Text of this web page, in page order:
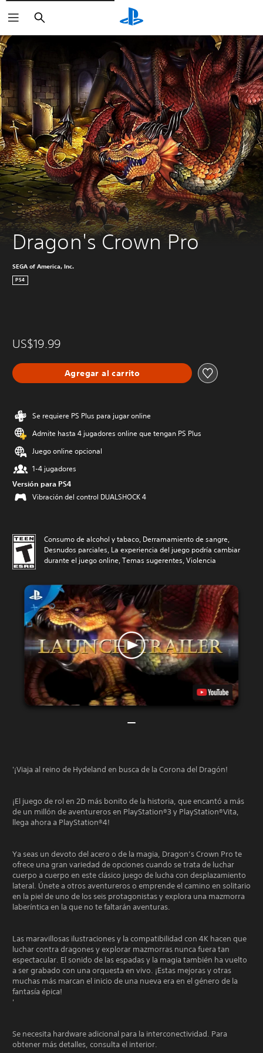
Buscar
Dragon's Crown Pro
SEGA of America, Inc.
PS4
US$19.99
Agregar al carrito
Se requiere PS Plus para jugar online
Admite hasta 4 jugadores online que tengan PS Plus
Juego online opcional
1-4 jugadores
Versión para PS4
Vibración del control DUALSHOCK 4
Consumo de alcohol y tabaco, Derramamiento de sangre,
Desnudos parciales, La experiencia del juego podría cambiar
durante el juego online, Temas sugerentes, Violencia
'¡Viaja al reino de Hydeland en busca de la Corona del Dragón!
¡El juego de rol en 2D más bonito de la historia, que encantó a más
de un millón de aventureros en PlayStation®3 y PlayStation®Vita,
llega ahora a PlayStation®4!
Ya seas un devoto del acero o de la magia, Dragon’s Crown Pro te
ofrece una gran variedad de opciones cuando se trata de luchar
cuerpo a cuerpo en este clásico juego de lucha con desplazamiento
lateral. Únete a otros aventureros o emprende el camino en solitario
en la piel de uno de los seis protagonistas y explora una mazmorra
laberíntica en la que no te faltarán aventuras.
Las maravillosas ilustraciones y la compatibilidad con 4K hacen que
luchar contra dragones y explorar mazmorras nunca fuera tan
espectacular. El sonido de las espadas y la magia también ha vuelto
a ser grabado con una orquesta en vivo. ¡Estas mejoras y otras
muchas más marcan el inicio de una nueva era en el género de la
fantasía épica!
'
Se necesita hardware adicional para la interconectividad. Para
obtener más detalles, consulta el interior.